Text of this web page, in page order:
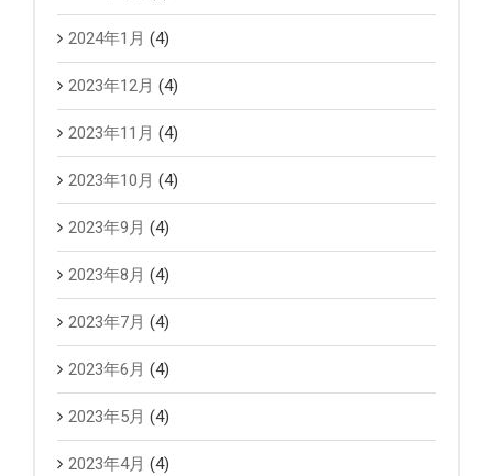
2024年1月 (4)
2023年12月 (4)
2023年11月 (4)
2023年10月 (4)
2023年9月 (4)
2023年8月 (4)
2023年7月 (4)
2023年6月 (4)
2023年5月 (4)
2023年4月 (4)